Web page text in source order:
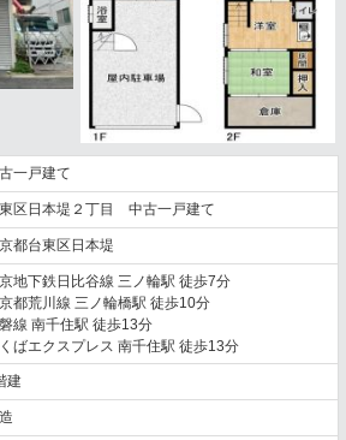
一戸建て
区日本堤２丁目 中古一戸建て
都台東区日本堤
地下鉄日比谷線 三ノ輪駅 徒歩7分
都荒川線 三ノ輪橋駅 徒歩10分
線 南千住駅 徒歩13分
ばエクスプレス 南千住駅 徒歩13分
建